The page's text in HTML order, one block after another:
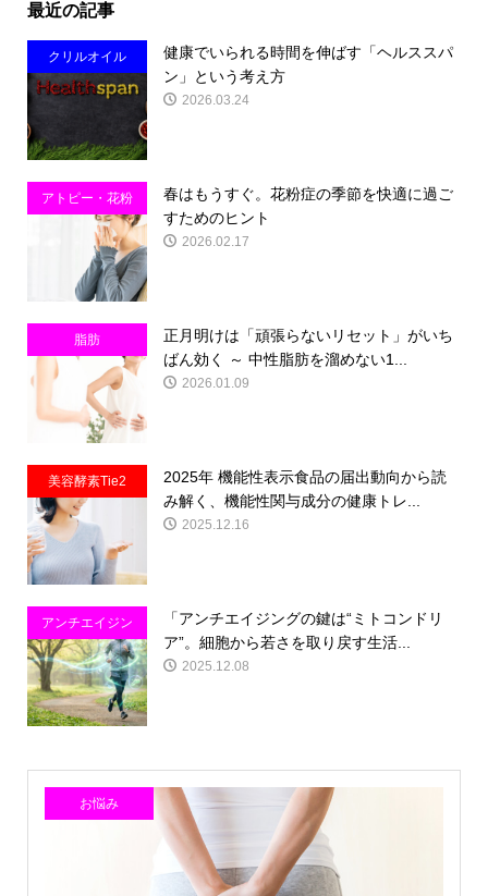
最近の記事
クリルオイル
健康でいられる時間を伸ばす「ヘルススパ
ン」という考え方
2026.03.24
アトピー・花粉
症・アレルギー
春はもうすぐ。花粉症の季節を快適に過ご
すためのヒント
2026.02.17
脂肪
正月明けは「頑張らないリセット」がいち
ばん効く ～ 中性脂肪を溜めない1...
2026.01.09
美容酵素Tie2
2025年 機能性表示食品の届出動向から読
み解く、機能性関与成分の健康トレ...
2025.12.16
アンチエイジン
グ
「アンチエイジングの鍵は“ミトコンドリ
ア”。細胞から若さを取り戻す生活...
2025.12.08
お悩み